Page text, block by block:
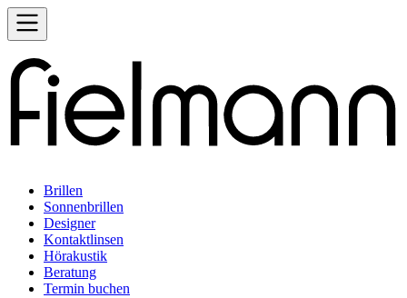
Brillen
Sonnenbrillen
Designer
Kontaktlinsen
Hörakustik
Beratung
Termin buchen